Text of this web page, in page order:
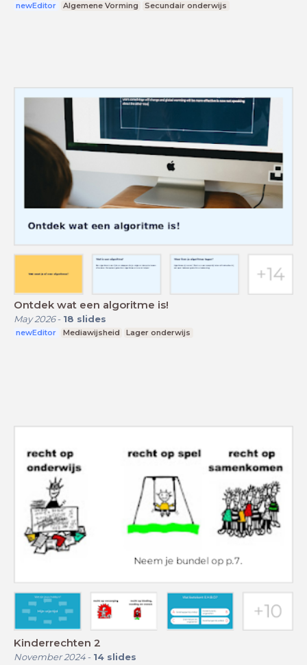
newEditor Algemene Vorming Secundair onderwijs
Ontdek wat een algoritme is!
May 2026- 18 slides
newEditor Mediawijsheid Lager onderwijs
Kinderrechten 2
November 2024- 14 slides